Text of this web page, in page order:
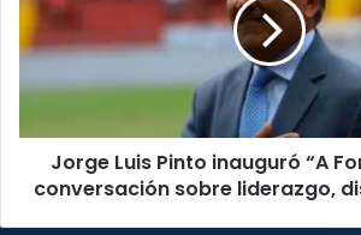
inauguró
Fondo”
con
conversación
sobre
liderazgo,
Jorge Luis Pinto inauguró “A
conversación sobre liderazgo,